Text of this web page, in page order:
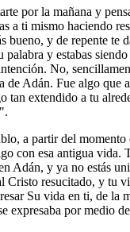
por la mañana y
a ti mismo haciendo
bueno, y de repente te
palabra y estabas
No,
de Adán. Fue algo que
tan extendido a tu
a partir del momento
con esa antigua vida.
Adán, y ya no estás
Cristo resucitado, y tu
Su vida en ti, de la
expresaba por medio